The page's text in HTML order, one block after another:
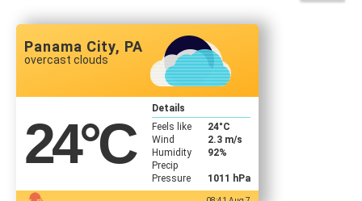
Panama City, PA
overcast clouds
24°C
Details
Feels like
24°C
Wind
2.3 m/s
Humidity
92%
Precip
Pressure
1011 hPa